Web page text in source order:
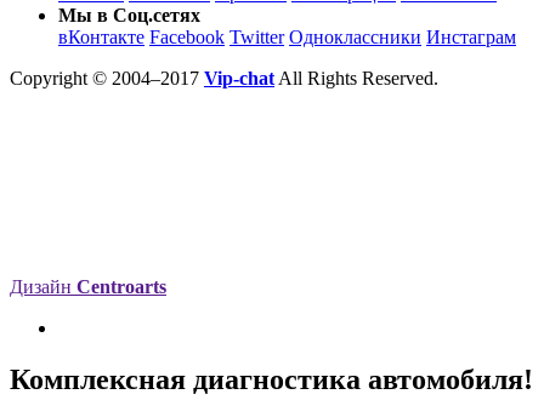
Мы в Соц.сетях
вКонтакте Facebook Twitter Одноклассники Инстаграм
Copyright © 2004–2017 Vip-chat All Rights Reserved.
Дизайн Centroarts
Комплексная диагностика автомобиля!